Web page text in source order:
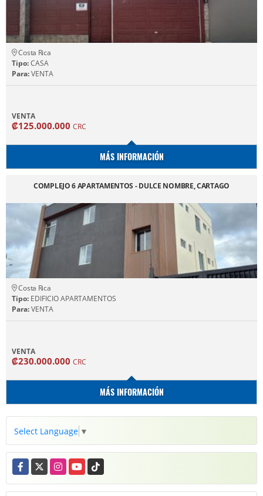
Costa Rica
Tipo:CASA
Para:VENTA
VENTA
₡125.000.000 CRC
MÁS INFORMACIÓN
COMPLEJO 6 APARTAMENTOS - DULCE NOMBRE, CARTAGO
Costa Rica
Tipo: EDIFICIO APARTAMENTOS
Para:VENTA
VENTA
₡230.000.000 CRC
MÁS INFORMACIÓN
Select Language ▼
Facebook
X InstagramYouTubeTikTok